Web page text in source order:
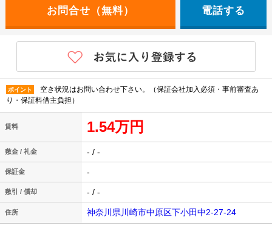
電話する
ポイント
空き状況はお問い合わせ下さい。（保証会社加入必須・事前審査あ
り・保証料借主負担）
賃料 1.54万円
敷金 / 礼金 - / -
保証金 -
敷引 / 償却 - / -
住所 神奈川県川崎市中原区下小田中2-27-24